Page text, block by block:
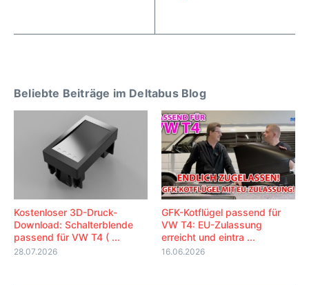
Beliebte Beiträge im Deltabus Blog
Kostenloser 3D-Druck-
Download: Schalterblende
passend für VW T4 ( ...
28.07.2026
GFK-Kotflügel passend für
VW T4: EU-Zulassung
erreicht und eintra ...
16.06.2026